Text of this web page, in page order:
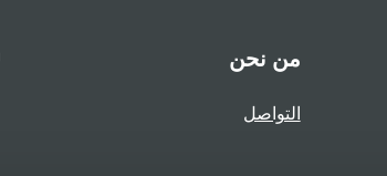
من نحن
التواصل